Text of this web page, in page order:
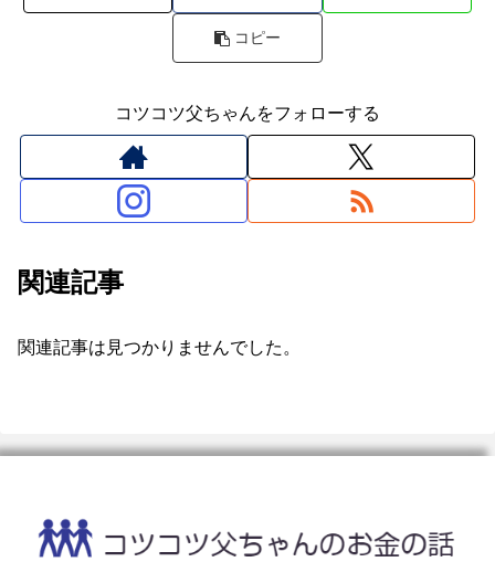
コピー
コツコツ父ちゃんをフォローする
関連記事
関連記事は見つかりませんでした。